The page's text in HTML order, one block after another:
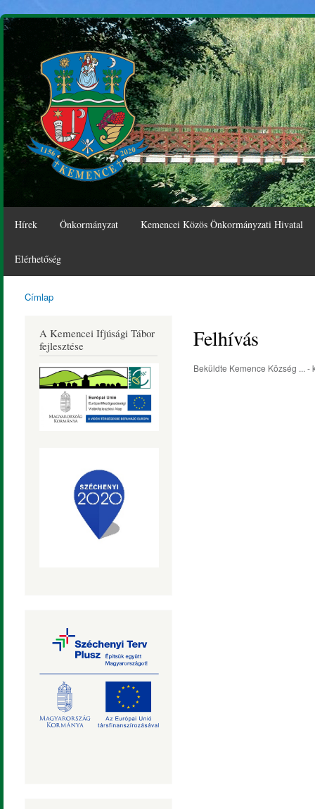
Hírek Önkormányzat Kemencei Közös Önkormányzati Hivatal
Elérhetőség
Kemence
Község
Honlapja
Címlap
A Kemencei Ifjúsági Tábor
fejlesztése
Felhívás
Beküldte Kemence Község ... -